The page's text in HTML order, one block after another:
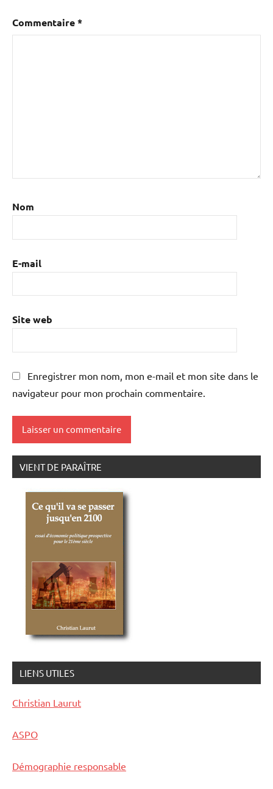
Commentaire*
Nom
E-mail
Site web
Enregistrer mon nom, mon e-mail et mon site dans le
navigateur pour mon prochain commentaire.
VIENT DE PARAÎTRE
LIENS UTILES
Christian Laurut
ASPO
Démographie responsable